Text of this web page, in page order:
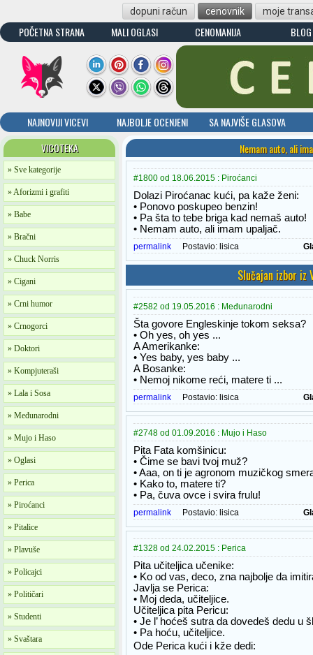
dopuni račun cenovnik moje
POČETNA STRANA MALI OGLASI CENOMANIJA BLOG
NAJNOVIJI VICEVI NAJBOLJE OCENJENI
SA NAJVIŠE GLASOVA
VICOTEKA
» Sve kategorije
» Aforizmi i grafiti
» Babe
» Bračni
» Chuck Norris
» Cigani
» Crni humor
» Crnogorci
» Doktori
» Kompjuteraši
» Lala i Sosa
» Međunarodni
» Mujo i Haso
» Oglasi
» Perica
» Piroćanci
» Pitalice
» Plavuše
» Policajci
» Političari
» Studenti
» Svaštara
Nemam auto, ali
#1800 od 18.06.2015 : Piroćanci
Dolazi Piroćanac kući, pa kaže ženi:
• Ponovo poskupeo benzin!
• Pa šta to tebe briga kad nemaš auto!
• Nemam auto, ali imam upaljač.
permalink Postavio: lisica
Slučajan izbor iz
#2582 od 19.05.2016 : Međunarodni
Šta govore Engleskinje tokom seksa?
• Oh yes, oh yes ...
A Amerikanke:
• Yes baby, yes baby ...
A Bosanke:
• Nemoj nikome reći, matere ti ...
permalink Postavio: lisica
#2748 od 01.09.2016 : Mujo i Haso
Pita Fata komšinicu:
• Čime se bavi tvoj muž?
• Aaa, on ti je agronom muzičkog
• Kako to, matere ti?
• Pa, čuva ovce i svira frulu!
permalink Postavio: lisica
#1328 od 24.02.2015 : Perica
Pita učiteljica učenike:
• Ko od vas, deco, zna najbolje da
Javlja se Perica:
• Moj deda, učiteljice.
Učiteljica pita Pericu:
• Je l’ hoćeš sutra da dovedeš dedu u
• Pa hoću, učiteljice.
Ode Perica kući i kže dedi: